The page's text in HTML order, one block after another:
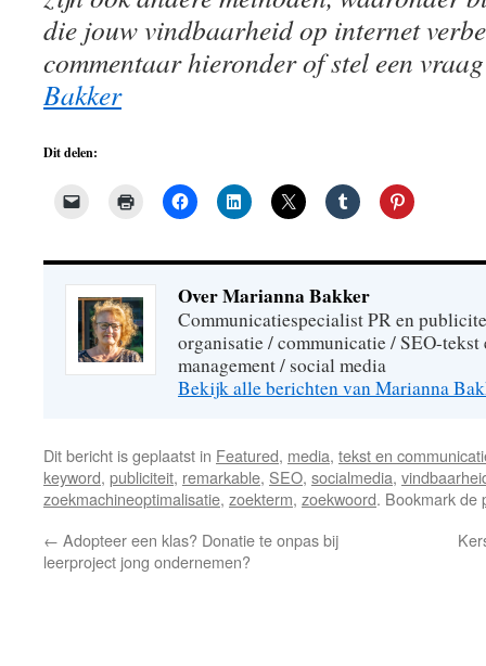
die jouw vindbaarheid op internet
commentaar hieronder of stel een
Bakker
Dit delen:
Over Marianna Bakker
Communicatiespecialist PR en
organisatie / communicatie / SEO-
management / social media
Bekijk alle berichten van Marianna
Dit bericht is geplaatst in Featured, media, tekst en
keyword, publiciteit, remarkable, SEO, socialmedia,
zoekmachineoptimalisatie, zoekterm, zoekwoord. Bookmark de
← Adopteer een klas? Donatie te onpas bij
leerproject jong ondernemen?